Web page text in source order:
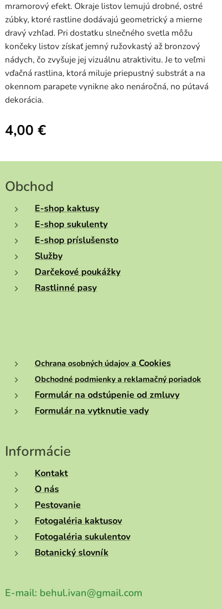
mramorový efekt. Okraje listov lemujú drobné, ostré
zúbky, ktoré rastline dodávajú geometrický a mierne
dravý vzhľad. Pri dostatku slnečného svetla môžu
končeky listov získať jemný ružovkastý až bronzový
nádych, čo zvyšuje jej vizuálnu atraktivitu. Je to veľmi
vďačná rastlina, ktorá miluje priepustný substrát a na
okennom parapete vynikne ako nenáročná, no pútavá
dekorácia.
4,00 €
Obchod
E-shop kaktusy
E-shop sukulenty
E-shop príslušensto
Služby
Darčekové poukážky
Rastlinné pasy
Ochrana osobných údajov a Cookies
Obchodné podmienky a reklamačný poriadok
Formulár na odstúpenie od zmluvy
Formulár na vytknutie vady
Informácie
Kontakt
O nás
Pestovanie
Fotogaléria kaktusov
Fotogaléria sukulentov
Botanický slovník
E-mail: behul.ivan@gmail.com